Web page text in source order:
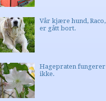
Vår kjære hund, Raco,
er gått bort.
Hagepraten fungerer
ikke.